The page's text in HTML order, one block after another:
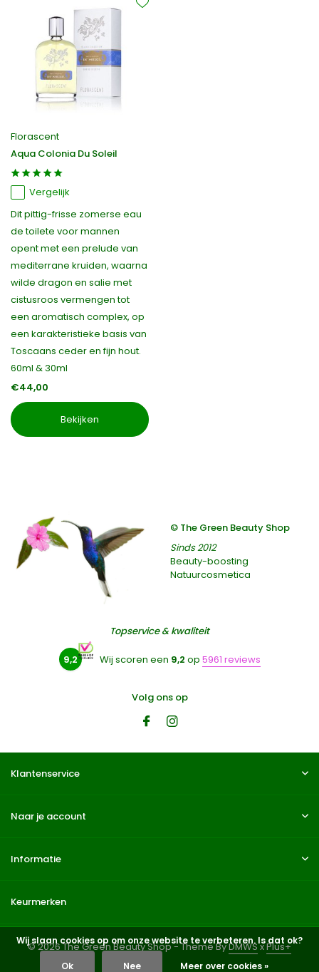
Florascent
Aqua Colonia Du Soleil
Vergelijk
Dit pittig-frisse zomerse eau
de toilete voor mannen
opent met een prelude van
mediterrane kruiden, waarna
wilde dragon en salie met
cistusroos vermengen tot
een aromatisch complex, op
een karakteristieke basis van
Toscaans ceder en fijn hout.
60ml & 30ml
€44,00
Bekijken
© The Green Beauty Shop
Sinds 2012
Beauty-boosting
Natuurcosmetica
Topservice & kwaliteit
9,2 Wij scoren een 9,2 op 5961 reviews
Volg ons op
Klantenservice
Naar je account
Informatie
Keurmerken
© 2026 The Green Beauty Shop - Theme ByDMWSxPlus+
Wij slaan cookies op om onze website te verbeteren. Is dat ok?
Ok Nee Meer over cookies »